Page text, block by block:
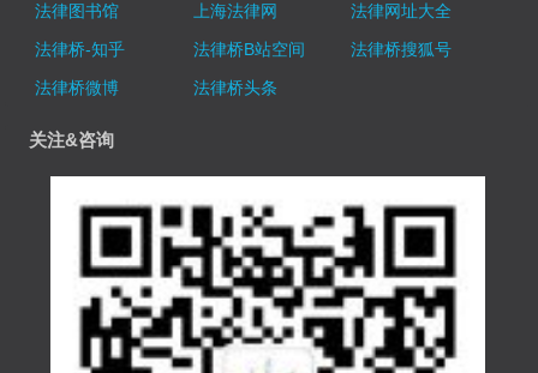
法律图书馆 上海法律网
法律网址大全
法律桥-知乎
法律桥B站空间
法律桥搜狐号
法律桥微博
法律桥头条
关注&咨询